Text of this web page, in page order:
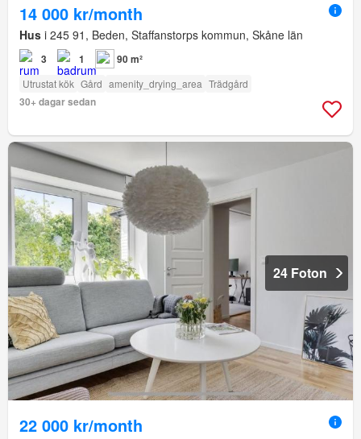
14 000 kr/month
Hus i 245 91, Beden, Staffanstorps kommun, Skåne län
3 1 90 m²
Utrustat kök Gård amenity_drying_area Trädgård
30+ dagar sedan
24 Foton
22 000 kr/month